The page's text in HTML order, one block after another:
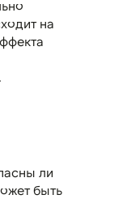
на
ли
быть